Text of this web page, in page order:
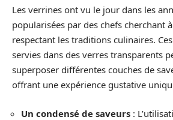
Les verrines ont vu le jour dans les
popularisées par des chefs cherchant
respectant les traditions culinaires.
servies dans des verres transparents
superposer différentes couches de
offrant une expérience gustative
Un condensé de saveurs :